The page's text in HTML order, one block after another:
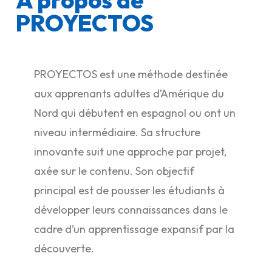
PROYECTOS
PROYECTOS est une méthode destinée
aux apprenants adultes d’Amérique du
Nord qui débutent en espagnol ou ont un
niveau intermédiaire. Sa structure
innovante suit une approche par projet,
axée sur le contenu. Son objectif
principal est de pousser les étudiants à
développer leurs connaissances dans le
cadre d’un apprentissage expansif par la
découverte.